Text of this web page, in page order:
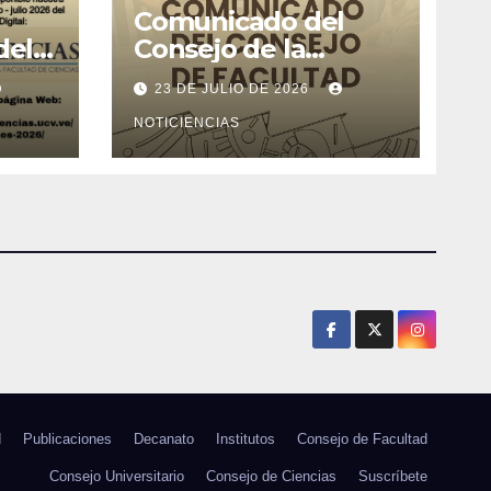
de
Comunicado del
Consejo de la
Facultad de Ciencias
23 DE JULIO DE 2026
NOTICIENCIAS
Publicaciones Decanato Institutos Consejo de Facultad
Consejo Universitario Consejo de Ciencias Suscríbete